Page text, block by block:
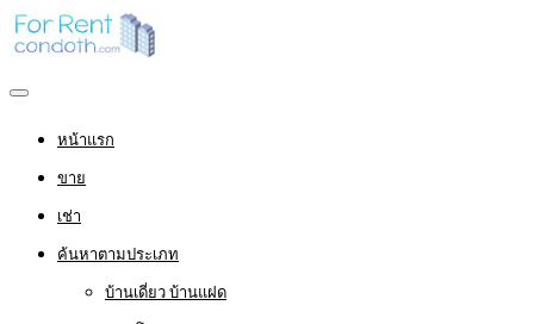
หน้าแรก
ขาย
เช่า
ค้นหาตามประเภท
บ้านเดี่ยว บ้านแฝด